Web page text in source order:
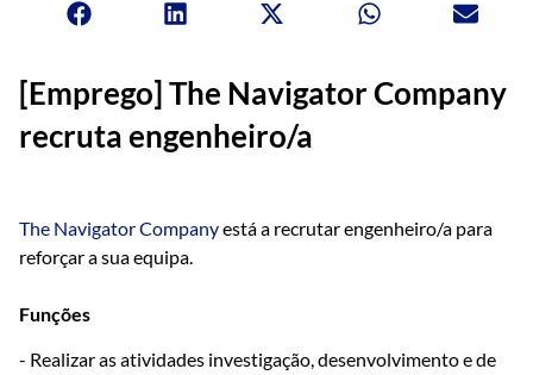
[Emprego] The Navigator Company
recruta engenheiro/a
The Navigator Companyestá a recrutar engenheiro/a para
reforçar a sua equipa.
Funções
- Realizar as atividades investigação, desenvolvimento e de